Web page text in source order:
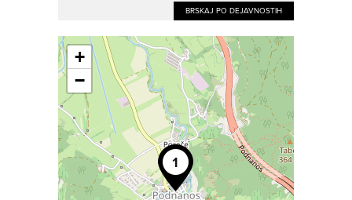
BRSKAJ PO DEJAVNOSTIH
+
−